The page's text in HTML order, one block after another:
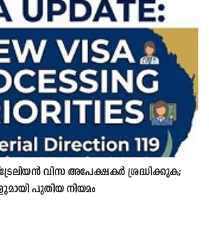
വിസ അപേക്ഷകർ ശ്രദ്ധിക്കുക;
പുതിയ നിയമം